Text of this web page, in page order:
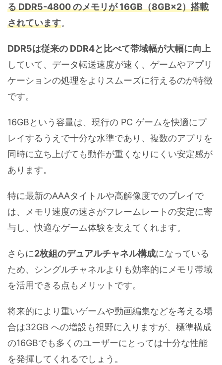
る DDR5-4800 のメモリが 16GB（8GB×2）搭載
されています。
DDR5は従来の DDR4と比べて帯域幅が大幅に向上
していて、データ転送速度が速く、ゲームやアプリ
ケーションの処理をよりスムーズに行えるのが特徴
です。
16GBという容量は、現行の PC ゲームを快適にプ
レイするうえで十分な水準であり、複数のアプリを
同時に立ち上げても動作が重くなりにくい安定感が
あります。
特に最新のAAAタイトルや高解像度でのプレイで
は、メモリ速度の速さがフレームレートの安定に寄
与し、快適なゲーム体験を支えてくれます。
さらに2枚組のデュアルチャネル構成になっている
ため、シングルチャネルよりも効率的にメモリ帯域
を活用できる点もメリットです。
将来的により重いゲームや動画編集などを考える場
合は32GB への増設も視野に入りますが、標準構成
の16GBでも多くのユーザーにとっては十分な性能
を発揮してくれるでしょう。